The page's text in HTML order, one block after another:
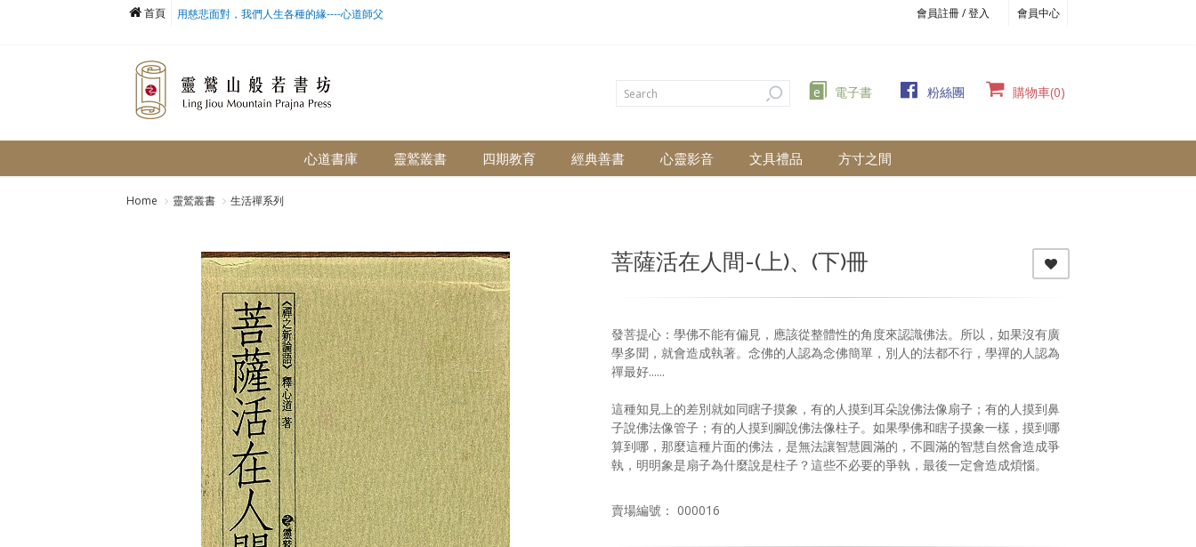
會員註冊 / 登入 會員中心
首頁 靈鷲般若味 書香沁心田
e 電子書 粉絲團 購物車(0)
心道書庫 靈鷲叢書 四期教育 經典善書 心靈影音 文具禮品 方寸之間
Home 靈鷲叢書 生活禪系列
菩薩活在人間-(上)、(下)冊
發菩提心：學佛不能有偏見，應該從整體性的角度來認識佛法。所以，如果沒有廣
學多聞，就會造成執著。念佛的人認為念佛簡單，別人的法都不行，學禪的人認為
禪最好......
這種知見上的差別就如同瞎子摸象，有的人摸到耳朵說佛法像扇子；有的人摸到鼻
子說佛法像管子；有的人摸到腳說佛法像柱子。如果學佛和瞎子摸象一樣，摸到哪
算到哪，那麼這種片面的佛法，是無法讓智慧圓滿的，不圓滿的智慧自然會造成爭
執，明明象是扇子為什麼說是柱子？這些不必要的爭執，最後一定會造成煩惱。
賣場編號： 000016